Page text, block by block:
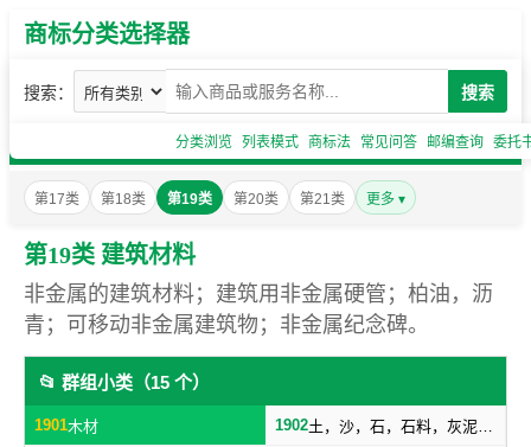
商标分类选择器
搜索： 搜索
分类浏览 列表模式 商标法 常见问答 邮编查询 委托
第17类 第18类 第19类 第20类 第21类 更多 ▾
第19类 建筑材料
非金属的建筑材料；建筑用非金属硬管；柏油，沥
青；可移动非金属建筑物；非金属纪念碑。
📂 群组小类（15 个）
1901木材 1902 土，沙，石，石料，灰泥，炉渣等建筑用料